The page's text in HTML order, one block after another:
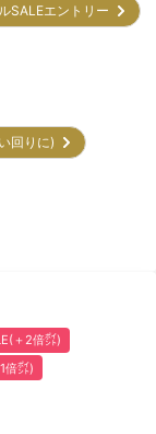
SALEエントリー
回りに)
＋2倍㌽)
倍㌽)